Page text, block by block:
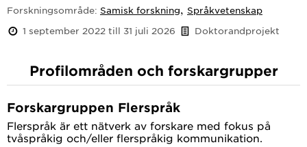
Forskningsområde: Samisk forskning, Språkvetenskap
1 september 2022 till 31 juli 2026
Doktorandprojekt
Profilområden och forskargrupper
Forskargruppen Flerspråk
Flerspråk är ett nätverk av forskare med fokus på
tvåspråkig och/eller flerspråkig kommunikation.